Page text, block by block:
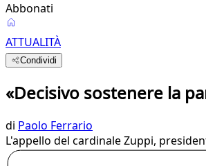
Abbonati
ATTUALITÀ
Condividi
«Decisivo sostenere la
di Paolo Ferrario
L'appello del cardinale Zuppi,